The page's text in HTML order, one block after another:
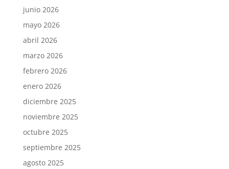
junio 2026
mayo 2026
abril 2026
marzo 2026
febrero 2026
enero 2026
diciembre 2025
noviembre 2025
octubre 2025
septiembre 2025
agosto 2025